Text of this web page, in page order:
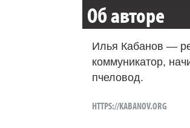
Об авторе
Илья Кабанов —
коммуникатор,
пчеловод.
HTTPS://KABANOV.ORG